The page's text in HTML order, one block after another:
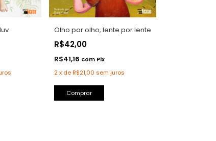
Olho por olho, lente por lente
R$42,00
R$41,16 com Pix
2x deR$21,00 sem juros